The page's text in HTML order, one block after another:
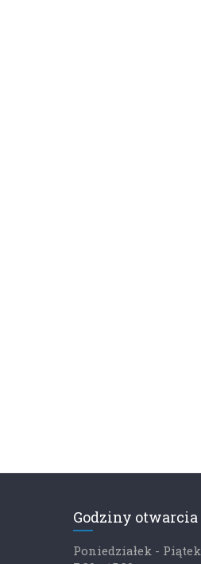
Godziny otwarcia
Poniedziałek - Piątek